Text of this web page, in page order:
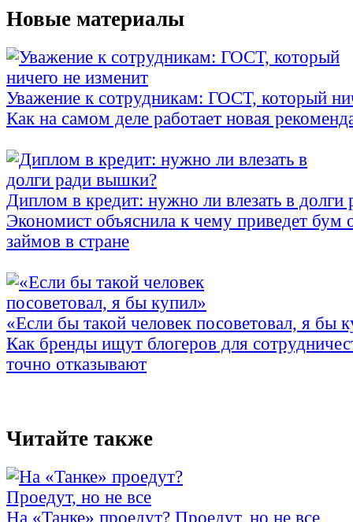
Новые материалы
Уважение к сотрудникам: ГОСТ, который
Как на самом деле работает новая
Диплом в кредит: нужно ли влезать в
Экономист объяснила к чему приведет бум
займов в стране
«Если бы такой человек посоветовал, я бы
Как бренды ищут блогеров для
точно отказывают
Читайте также
На «Танке» проедут? Проедут, но не все